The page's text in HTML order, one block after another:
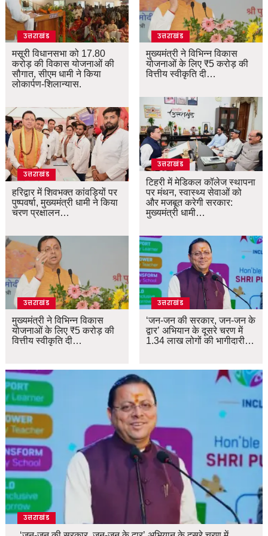
उत्तराखंड
मसूरी विधानसभा को 17.80
करोड़ की विकास योजनाओं की
सौगात, सीएम धामी ने किया
लोकार्पण-शिलान्यास.
उत्तराखंड
हरिद्वार में शिवभक्त कांवड़ियों पर
पुष्पवर्षा, मुख्यमंत्री धामी ने किया
चरण प्रक्षालन…
उत्तराखंड
मुख्यमंत्री ने विभिन्न विकास
योजनाओं के लिए ₹5 करोड़ की
वित्तीय स्वीकृति दी…
उत्तराखंड
मुख्यमंत्री ने विभिन्न विकास
योजनाओं के लिए ₹5 करोड़ की
वित्तीय स्वीकृति दी…
उत्तराखंड
टिहरी में मेडिकल कॉलेज स्थापना
पर मंथन, स्वास्थ्य सेवाओं को
और मजबूत करेगी सरकार:
मुख्यमंत्री धामी…
उत्तराखंड
‘जन-जन की सरकार, जन-जन के
द्वार’ अभियान के दूसरे चरण में
1.34 लाख लोगों की भागीदारी…
उत्तराखंड